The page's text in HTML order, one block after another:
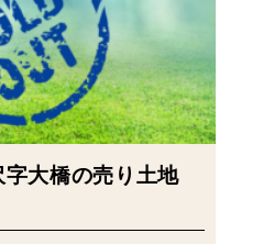
字大橋の売り土地